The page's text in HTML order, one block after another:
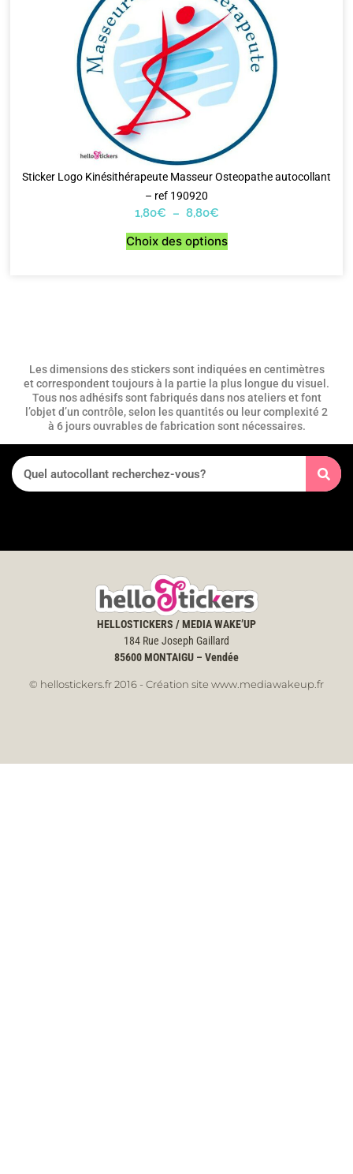
Sticker Logo Kinésithérapeute Masseur Osteopathe autocollant
– ref 190920
1,80€ – 8,80€
Choix des options
Les dimensions des stickers sont indiquées en centimètres
et correspondent toujours à la partie la plus longue du visuel.
Tous nos adhésifs sont fabriqués dans nos ateliers et font
l’objet d’un contrôle, selon les quantités ou leur complexité 2
à 6 jours ouvrables de fabrication sont nécessaires.
HELLOSTICKERS / MEDIA WAKE’UP
184 Rue Joseph Gaillard
85600MONTAIGU – Vendée
© hellostickers.fr 2016 - Création site www.mediawakeup.fr